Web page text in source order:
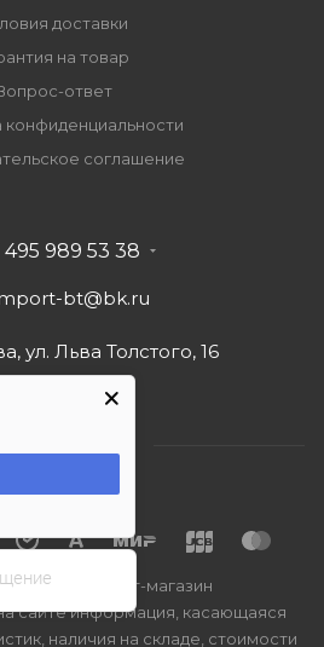
доставки
на товар
ответ
конфиденциальности
соглашение
495 989 53 38
bt@bk.ru
ул. Льва Толстого, 16
bt.ru - интернет-магазин
сайте информация, касающаяся
наличия на складе, стоимости